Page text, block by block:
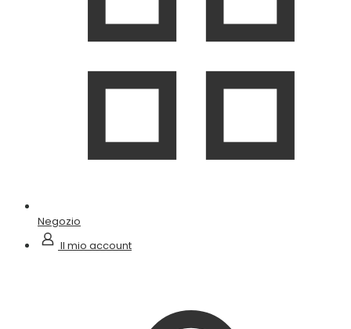
Negozio
Il mio account